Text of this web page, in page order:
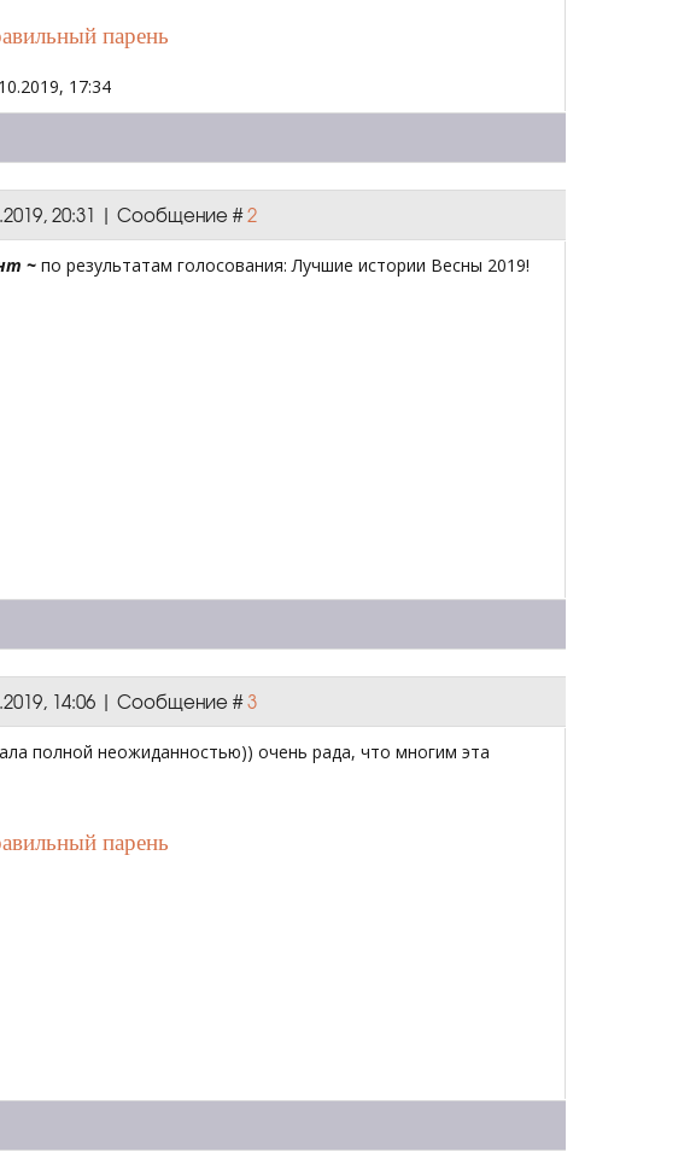
парень
17:34
20:31 | Сообщение #2
~ по результатам голосования: Лучшие истории Весны 2019!
14:06 | Сообщение #3
полной неожиданностью)) очень рада, что многим эта
парень